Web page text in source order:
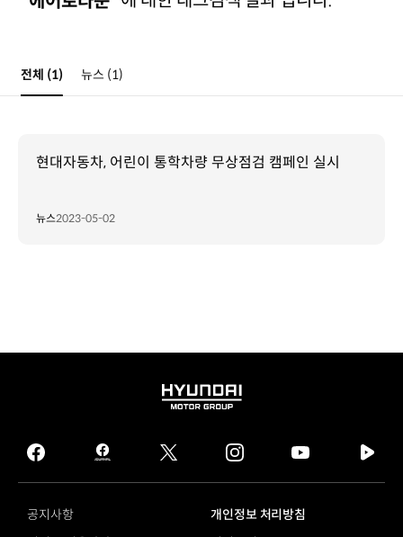
전체 (1) 뉴스 (1)
현대자동차, 어린이 통학차량 무상점검 캠페인 실시
뉴스2023-05-02
HYUNDAI
GROUP
facebook
hmg
journal
twitter instagram
tv
공지사항
개인정보 처리방침